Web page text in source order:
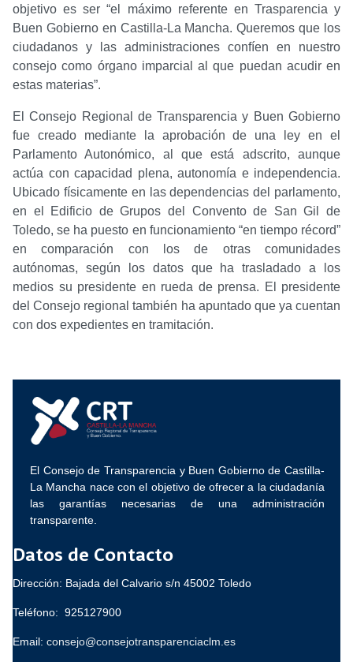
objetivo es ser “el máximo referente en Trasparencia y
Buen Gobierno en Castilla-La Mancha. Queremos que los
ciudadanos y las administraciones confíen en nuestro
consejo como órgano imparcial al que puedan acudir en
estas materias”.
El Consejo Regional de Transparencia y Buen Gobierno
fue creado mediante la aprobación de una ley en el
Parlamento Autonómico, al que está adscrito, aunque
actúa con capacidad plena, autonomía e independencia.
Ubicado físicamente en las dependencias del parlamento,
en el Edificio de Grupos del Convento de San Gil de
Toledo, se ha puesto en funcionamiento “en tiempo récord”
en comparación con los de otras comunidades
autónomas, según los datos que ha trasladado a los
medios su presidente en rueda de prensa. El presidente
del Consejo regional también ha apuntado que ya cuentan
con dos expedientes en tramitación.
El Consejo de Transparencia y Buen Gobierno de Castilla-
La Mancha nace con el objetivo de ofrecer a la ciudadanía
las garantías necesarias de una administración
transparente.
Datos de Contacto
Dirección: Bajada del Calvario s/n 45002 Toledo
Teléfono: 925127900
Email: consejo@consejotransparenciaclm.es